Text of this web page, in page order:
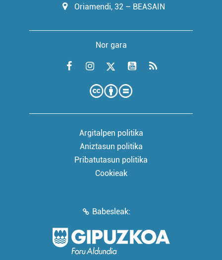
Oriamendi, 32 – BEASAIN
Nor gara
Argitalpen politika
Aniztasun politika
Pribatutasun politika
Cookieak
Babesleak: